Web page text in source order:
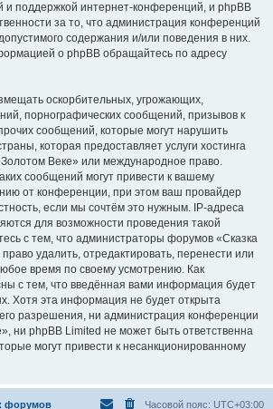
и поддержкой интернет-конференций, и phpBB
за то, что администрация конференций
содержания и/или поведения в них.
о phpBB обращайтесь по адресу
оскорбительных, угрожающих,
порнографических сообщений, призывов к
сообщений, которые могут нарушить
которая предоставляет услуги хостинга
Веке» или международное право.
сообщений могут привести к вашему
от конференции, при этом ваш провайдер
если мы сочтём это нужным. IP-адреса
для возможности проведения такой
с тем, что администраторы форумов «Сказка
удалить, отредактировать, перенести или
время по своему усмотрению. Как
с тем, что введённая вами информация будет
Хотя эта информация не будет открыта
разрешения, ни администрация конференции
ни phpBB Limited не может быть ответственна
могут привести к несанкционированному
форумов Часовой пояс: UTC+03:00